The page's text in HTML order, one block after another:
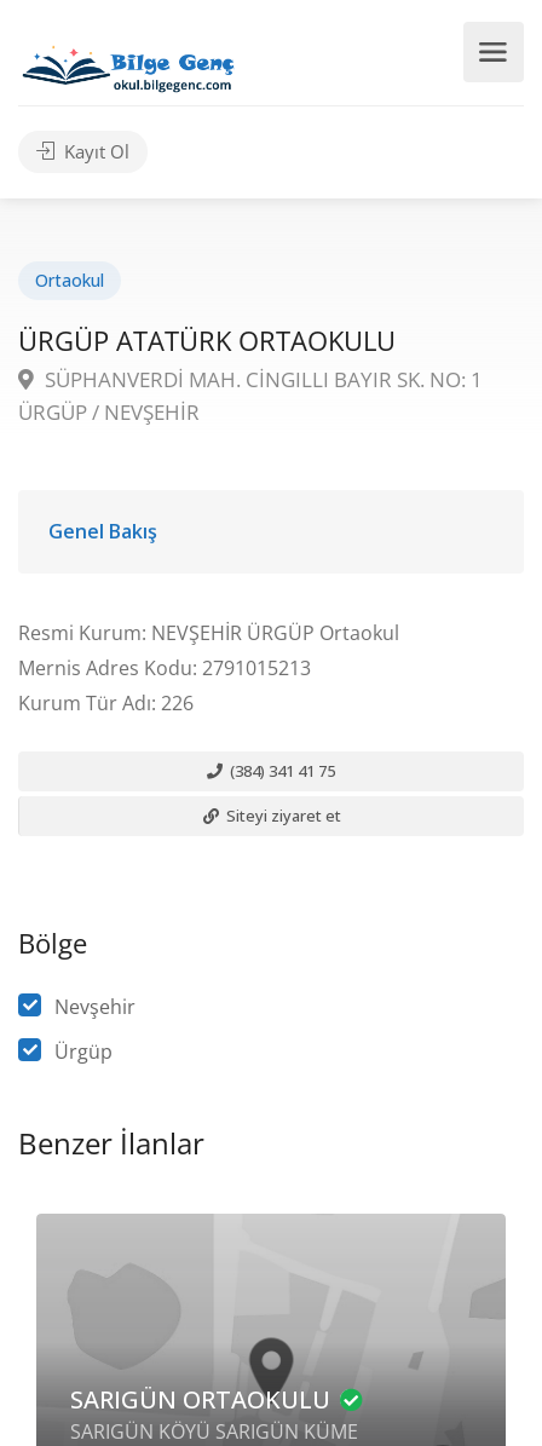
Kayıt Ol
Ortaokul
ÜRGÜP ATATÜRK ORTAOKULU
SÜPHANVERDİ MAH. CİNGILLI BAYIR SK. NO: 1
ÜRGÜP / NEVŞEHİR
Genel Bakış
Resmi Kurum: NEVŞEHİR ÜRGÜP Ortaokul
Mernis Adres Kodu: 2791015213
Kurum Tür Adı: 226
(384) 341 41 75
Siteyi ziyaret et
Bölge
Nevşehir
Ürgüp
Benzer İlanlar
SARIGÜN ORTAOKULU
SARIGÜN KÖYÜ SARIGÜN KÜME